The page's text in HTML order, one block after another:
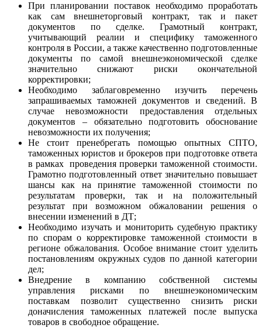
При планировании поставок необходимо проработать
как сам внешнеторговый контракт, так и пакет
документов по сделке. Грамотный контракт,
учитывающий реалии и специфику таможенного
контроля в России, а также качественно подготовленные
документы по самой внешнеэкономической сделке
значительно снижают риски окончательной
корректировки;
Необходимо заблаговременно изучить перечень
запрашиваемых таможней документов и сведений. В
случае невозможности предоставления отдельных
документов – обязательно подготовить обоснование
невозможности их получения;
Не стоит пренебрегать помощью опытных СПТО,
таможенных юристов и брокеров при подготовке ответа
в рамках проведения проверки таможенной стоимости.
Грамотно подготовленный ответ значительно повышает
шансы как на принятие таможенной стоимости по
результатам проверки, так и на положительный
результат при возможном обжаловании решения о
внесении изменений в ДТ;
Необходимо изучать и мониторить судебную практику
по спорам о корректировке таможенной стоимости в
регионе обжалования. Особое внимание стоит уделить
постановлениям окружных судов по данной категории
дел;
Внедрение в компанию собственной системы
управления рисками по внешнеэкономическим
поставкам позволит существенно снизить риски
доначисления таможенных платежей после выпуска
товаров в свободное обращение.